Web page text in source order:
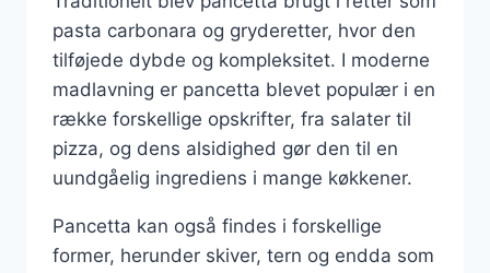
pasta carbonara og gryderetter, hvor den
tilføjede dybde og kompleksitet. I moderne
madlavning er pancetta blevet populær i en
række forskellige opskrifter, fra salater til
pizza, og dens alsidighed gør den til en
uundgåelig ingrediens i mange køkkener.
Pancetta kan også findes i forskellige
former, herunder skiver, tern og endda som